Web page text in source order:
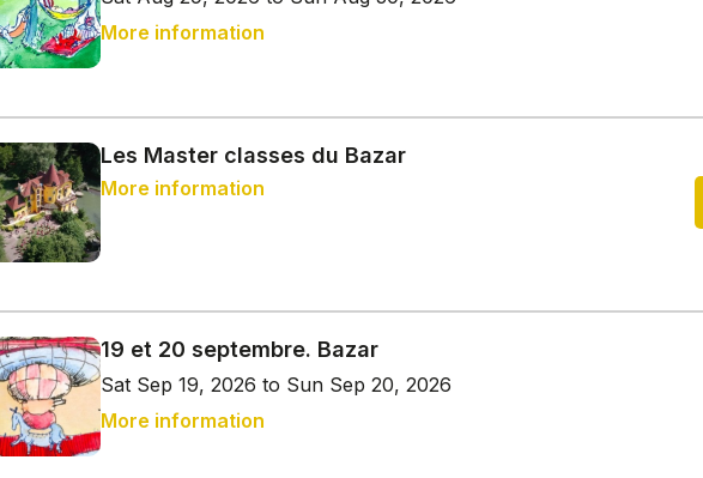
More information
Les Master classes du Bazar
More information
19 et 20 septembre. Bazar
Sat Sep 19, 2026 to Sun Sep 20, 2026
More information